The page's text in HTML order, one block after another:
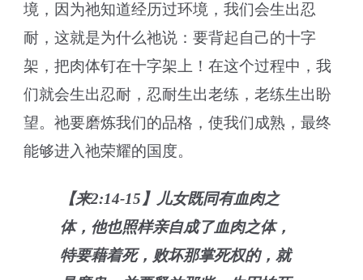
境，因为祂知道经历过环境，我们会生出忍
耐，这就是为什么祂说：要背起自己的十字
架，把肉体钉在十字架上！在这个过程中，我
们就会生出忍耐，忍耐生出老练，老练生出盼
望。祂要磨炼我们的品格，使我们成熟，最终
能够进入祂荣耀的国度。
【来2:14-15】儿女既同有血肉之
体，他也照样亲自成了血肉之体，
特要藉着死，败坏那掌死权的，就